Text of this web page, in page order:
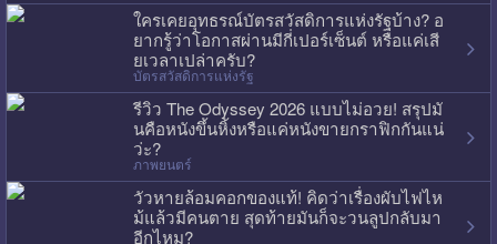
ใครเคยอุทธรณ์บัตรสวัสดิการแห่งรัฐบ้าง? อ
ยากรู้ว่าโอกาสผ่านมีกี่เปอร์เซ็นต์ หรือแค่เสี
ยเวลาเปล่าครับ?
บัตรสวัสดิการแห่งรัฐ
รีวิว The Odyssey 2026 แบบไม่อวย! สรุปมั
นคือหนังขึ้นหิ้งหรือแค่หนังขายกราฟิกกันแน่
ว่ะ?
ภาพยนตร์
วัวหายล้อมคอกของแท้! คิดว่าเรื่องผับไฟไห
ม้แล้วมีคนตาย สุดท้ายมันก็จะวนลูปกลับมา
อีกไหม?